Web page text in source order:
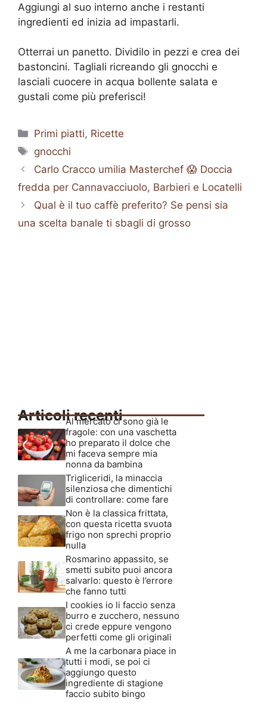
Aggiungi al suo interno anche i restanti
ingredienti ed inizia ad impastarli.
Otterrai un panetto. Dividilo in pezzi e crea dei
bastoncini. Tagliali ricreando gli gnocchi e
lasciali cuocere in acqua bollente salata e
gustali come più preferisci!
Categorie
Primi piatti, Ricette
Tag
gnocchi
Carlo Cracco umilia Masterchef 😱 Doccia
fredda per Cannavacciuolo, Barbieri e Locatelli
Qual è il tuo caffè preferito? Se pensi sia
una scelta banale ti sbagli di grosso
Articoli recenti
Al mercato ci sono già le
fragole: con una vaschetta
ho preparato il dolce che
mi faceva sempre mia
nonna da bambina
Trigliceridi, la minaccia
silenziosa che dimentichi
di controllare: come fare
Non è la classica frittata,
con questa ricetta svuota
frigo non sprechi proprio
nulla
Rosmarino appassito, se
smetti subito puoi ancora
salvarlo: questo è l’errore
che fanno tutti
I cookies io li faccio senza
burro e zucchero, nessuno
ci crede eppure vengono
perfetti come gli originali
A me la carbonara piace in
tutti i modi, se poi ci
aggiungo questo
ingrediente di stagione
faccio subito bingo